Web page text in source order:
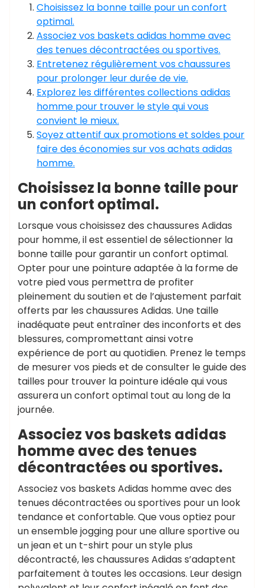
Choisissez la bonne taille pour un confort
optimal.
Associez vos baskets adidas homme avec
des tenues décontractées ou sportives.
Entretenez régulièrement vos chaussures
pour prolonger leur durée de vie.
Explorez les différentes collections adidas
homme pour trouver le style qui vous
convient le mieux.
Soyez attentif aux promotions et soldes pour
faire des économies sur vos achats adidas
homme.
Choisissez la bonne taille pour
un confort optimal.
Lorsque vous choisissez des chaussures Adidas
pour homme, il est essentiel de sélectionner la
bonne taille pour garantir un confort optimal.
Opter pour une pointure adaptée à la forme de
votre pied vous permettra de profiter
pleinement du soutien et de l’ajustement parfait
offerts par les chaussures Adidas. Une taille
inadéquate peut entraîner des inconforts et des
blessures, compromettant ainsi votre
expérience de port au quotidien. Prenez le temps
de mesurer vos pieds et de consulter le guide des
tailles pour trouver la pointure idéale qui vous
assurera un confort optimal tout au long de la
journée.
Associez vos baskets adidas
homme avec des tenues
décontractées ou sportives.
Associez vos baskets Adidas homme avec des
tenues décontractées ou sportives pour un look
tendance et confortable. Que vous optiez pour
un ensemble jogging pour une allure sportive ou
un jean et un t-shirt pour un style plus
décontracté, les chaussures Adidas s’adaptent
parfaitement à toutes les occasions. Leur design